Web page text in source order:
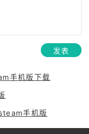
发表
手机版下载
手机版